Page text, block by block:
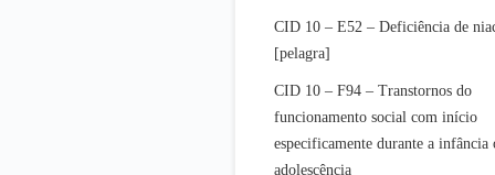
CID 10 – E52 – Deficiência de
[pelagra]
CID 10 – F94 – Transtornos do
funcionamento social com início
especificamente durante a infância
adolescência